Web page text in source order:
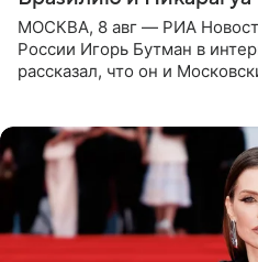
МОСКВА, 8 авг — РИА
России Игорь Бутман в
рассказал, что он и